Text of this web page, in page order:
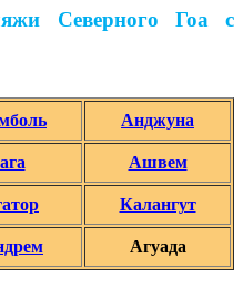
Северного Гоа с
Анджуна
Ашвем
Калангут
Агуада